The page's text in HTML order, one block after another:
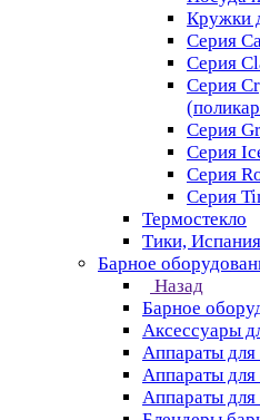
Кружки
Серия
Серия
Серия
Серия
Серия
Серия
Серия
Термостекло
Тики,
Барное
Назад
Барное
Аксессуары
Аппараты для
Аппараты для
Аппараты для